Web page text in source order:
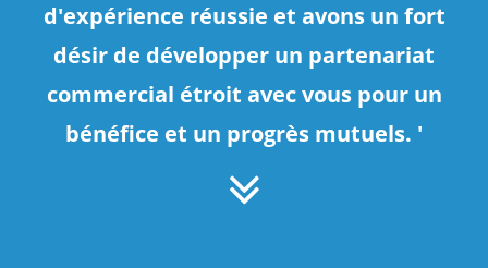
d'expérience réussie et avons un fort
désir de développer un partenariat
commercial étroit avec vous pour un
bénéfice et un progrès mutuels. '